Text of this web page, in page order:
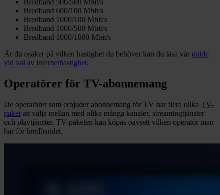
Bredband 500/500 Mbit/s
Bredband 600/100 Mbit/s
Bredband 1000/100 Mbit/s
Bredband 1000/500 Mbit/s
Bredband 1000/1000 Mbit/s
Är du osäker på vilken hastighet du behöver kan du läsa vår guide
vid val av internethastighet.
Operatörer för TV-abonnemang
De operatörer som erbjuder abonnemang för TV har flera olika TV-
paket att välja mellan med olika många kanaler, streamingtjänster
och playtjänster. TV-paketen kan köpas oavsett vilken operatör man
har för bredbandet.